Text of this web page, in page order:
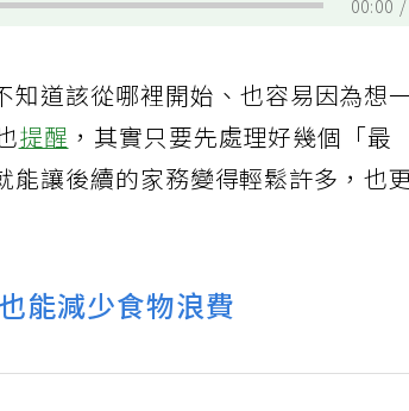
00:00
知道該從哪裡開始、也容易因為想
提醒 ，其實只要先處理好幾個「最
讓後續的家務變得輕鬆許多，也
能減少食物浪費